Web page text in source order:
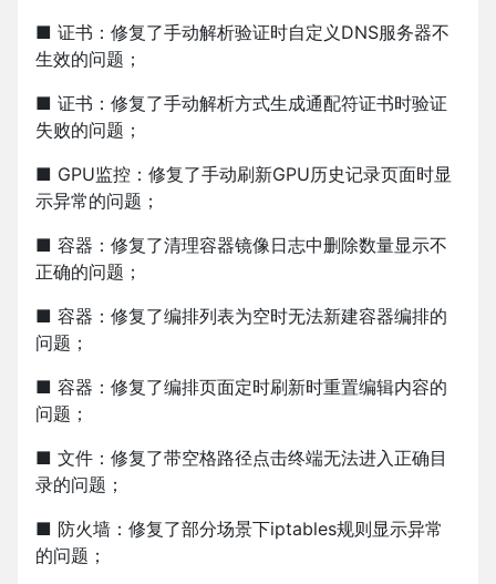
■ 证书：修复了手动解析验证时自定义DNS服务器不
生效的问题；
■ 证书：修复了手动解析方式生成通配符证书时验证
失败的问题；
■ GPU监控：修复了手动刷新GPU历史记录页面时显
示异常的问题；
■ 容器：修复了清理容器镜像日志中删除数量显示不
正确的问题；
■ 容器：修复了编排列表为空时无法新建容器编排的
问题；
■ 容器：修复了编排页面定时刷新时重置编辑内容的
问题；
■ 文件：修复了带空格路径点击终端无法进入正确目
录的问题；
■ 防火墙：修复了部分场景下iptables规则显示异常
的问题；